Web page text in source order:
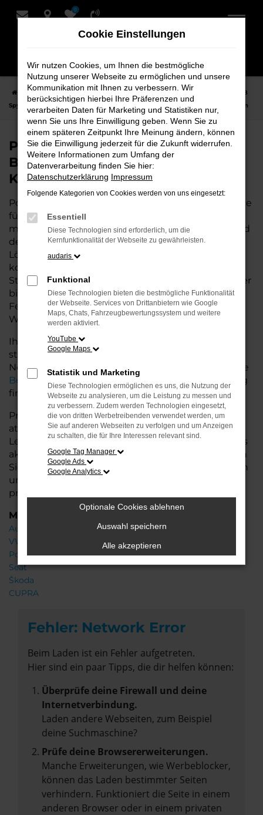
Zum
0
Startseite Cuxhaven Porsche Porsche 718 Spyder
Porsche 718
Spyder Neuwagen bei Bremer Fahrzeughaus Schmidt + Koch AG für Cuxhaven
Porsche 718 Spyder Neuwagen bei
Bremer Fahrzeughaus Schmidt +
Koch AG für Cuxhaven
Porsche 718 Spyder ist die perfekte Wahl für alle, die
für Cuxhaven einen
modernen Technik, seinem effizienten Antrieb und
dem stilvollen Design ist der 718 Spyder die ideale
Lösung für jeden, der ein zuverlässiges und
komfortables Fahrzeug möchte. Egal, ob für den
Stadtverkehr oder längere Fahrten – der 718 Spyder
bietet Ihnen höchsten Fahrkomfort, innovative
Features und eine herausragende
Wirtschaftlichkeit.
Ihr Porsche Autohaus in der Nähe von Cuxhaven
steht Ihnen mit einer breiten Auswahl an
Neuwagen zur Seite und bietet Ihnen umfassende
Beratung, damit Sie das für Sie passende Fahrzeug
finden.
Profitieren Sie von zusätzlichen Services wie
attraktiven Finanzierungsmöglichkeiten,
Leasingangeboten und der Inzahlungnahme Ihres
aktuellen Fahrzeugs. Besuchen Sie uns und lassen
Sie sich von unseren Experten beraten – wir freuen
uns, Ihnen den perfekten Neuwagen zu
präsentieren!
Marken
Audi
VW
Porsche
Seat
Škoda
CUPRA
Fehler: Network Error
Beim Laden ist ein Fehler aufgetreten.
Hier sind ein paar Tipps, die dir helfen können:
Überprüfe deine Firewall und deine
Internetverbindung.
Laden andere Webseiten, zum Beispiel
deine Suchmaschine?
Prüfe deine Browsererweiterungen.
Manche Erweiterungen, wie Werbeblocker,
können das Laden bestimmter Seiten
verhindern. Funktioniert die Seite in einem
anderen Browser oder in einem privaten
Cookie Einstellungen
Wir nutzen Cookies, um Ihnen die bestmögliche
Nutzung unserer Webseite zu ermöglichen und unsere
Kommunikation mit Ihnen zu verbessern. Wir
berücksichtigen hierbei Ihre Präferenzen und
verarbeiten Daten für Marketing und Statistiken nur,
wenn Sie uns Ihre Einwilligung geben. Wenn Sie zu
einem späteren Zeitpunkt Ihre Meinung ändern, können
Sie die Einwilligung jederzeit für die Zukunft widerrufen.
Weitere Informationen zum Umfang der
Datenverarbeitung finden Sie hier:
Datenschutzerklärung Impressum
Folgende Kategorien von Cookies werden von uns eingesetzt:
Essentiell
Diese Technologien sind erforderlich, um die
Kernfunktionalität der Webseite zu gewährleisten.
audaris
Funktional
Diese Technologien bieten die bestmögliche Funktionalität
der Webseite. Services von Drittanbietern wie Google
Maps, Chats, Fahrzeugbewertungssystem und weitere
werden aktiviert.
YouTube
Google Maps
Statistik und Marketing
Diese Technologien ermöglichen es uns, die Nutzung der
Webseite zu analysieren, um die Leistung zu messen und
zu verbessern. Zudem werden Technologien eingesetzt,
die von dritten Werbetreibenden verwendet werden, um
Sie auf anderen Webseiten zu verfolgen und um Anzeigen
zu schalten, die für Ihre Interessen relevant sind.
Google Tag Manager
Google Ads
Google Analytics
Optionale Cookies ablehnen
Auswahl speichern
Alle akzeptieren